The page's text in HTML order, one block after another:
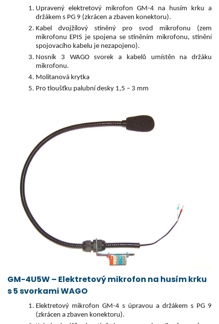
Upravený elektretový mikrofon GM-4 na husím krku a
držákem s PG 9 (zkrácen a zbaven konektoru).
Kabel dvojžílový stíněný pro svod mikrofonu (zem
mikrofonu EPIS je spojena se stíněním mikrofonu, stínění
spojovacího kabelu je nezapojeno).
Nosník 3 WAGO svorek a kabelů umístěn na držáku
mikrofonu.
Molitanová krytka
Pro tloušťku palubní desky 1,5 – 3 mm
GM-4U5W – Elektretový mikrofon na husím krku
s 5 svorkami WAGO
Elektretový mikrofon GM-4 s úpravou a držákem s PG 9
(zkrácen a zbaven konektoru).